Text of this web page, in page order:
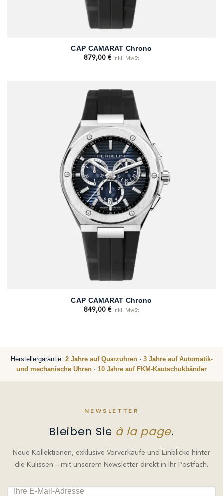
CAP CAMARAT Chrono
879,00 € inkl. MwSt
CAP CAMARAT Chrono
849,00 € inkl. MwSt
Herstellergarantie: 2 Jahre auf Quarzuhren· 3 Jahre auf Automatik-
und mechanische Uhren · 10 Jahre auf FKM-Kautschukbänder
NEWSLETTER
Bleiben Sie à la page.
Neue Kollektionen, exklusive Vorverkäufe und Einblicke hinter
die Kulissen – mit unserem Newsletter direkt in Ihr Postfach.